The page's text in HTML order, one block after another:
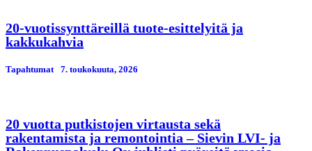
20-vuotissynttäreillä tuote-esittelyitä ja
kakkukahvia
Tapahtumat 7. toukokuuta, 2026
20 vuotta putkistojen virtausta sekä
rakentamista ja remontointia – Sievin LVI- ja